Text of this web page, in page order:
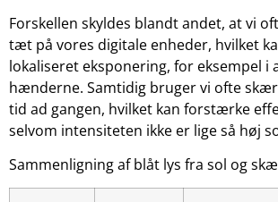
Forskellen skyldes blandt andet, at vi
tæt på vores digitale enheder, hvilket
lokaliseret eksponering, for eksempel i
hænderne. Samtidig bruger vi ofte
tid ad gangen, hvilket kan forstærke
selvom intensiteten ikke er lige så høj
Sammenligning af blåt lys fra sol og